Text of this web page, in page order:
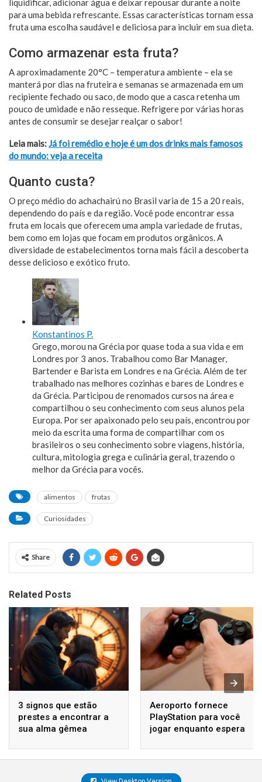
liquidificar, adicionar água e deixar repousar durante a noite
para uma bebida refrescante. Essas características tornam essa
fruta uma escolha saudável e deliciosa para incluir em sua dieta.
Como armazenar esta fruta?
A aproximadamente 20°C – temperatura ambiente – ela se
manterá por dias na fruteira e semanas se armazenada em um
recipiente fechado ou saco, de modo que a casca retenha um
pouco de umidade e não resseque. Refrigere por várias horas
antes de consumir se desejar realçar o sabor!
Leia mais:Já foi remédio e hoje é um dos drinks mais famosos
do mundo: veja a receita
Quanto custa?
O preço médio do achachairú no Brasil varia de 15 a 20 reais,
dependendo do país e da região. Você pode encontrar essa
fruta em locais que oferecem uma ampla variedade de frutas,
bem como em lojas que focam em produtos orgânicos. A
diversidade de estabelecimentos torna mais fácil a descoberta
desse delicioso e exótico fruto.
Konstantinos P.
Grego, morou na Grécia por quase toda a sua vida e em
Londres por 3 anos. Trabalhou como Bar Manager,
Bartender e Barista em Londres e na Grécia. Além de ter
trabalhado nas melhores cozinhas e bares de Londres e
da Grécia. Participou de renomados cursos na área e
compartilhou o seu conhecimento com seus alunos pela
Europa. Por ser apaixonado pelo seu país, encontrou por
meio da escrita uma forma de compartilhar com os
brasileiros o seu conhecimento sobre viagens, história,
cultura, mitologia grega e culinária geral, trazendo o
melhor da Grécia para vocês.
alimentos frutas
Curiosidades
Share
Related Posts
3 signos que estão
prestes a encontrar a
sua alma gêmea
Aeroporto fornece
PlayStation para você
jogar enquanto espera